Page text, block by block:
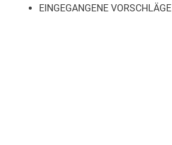
EINGEGANGENE VORSCHLÄGE